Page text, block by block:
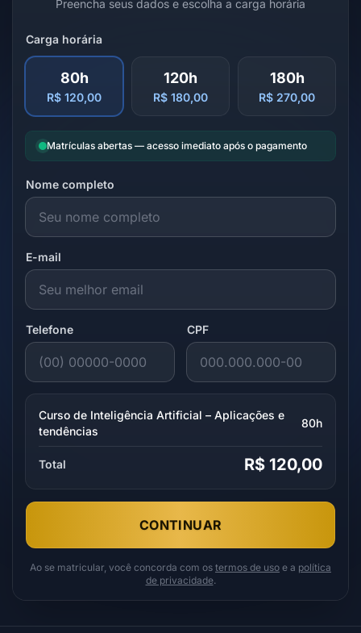
Preencha seus dados e escolha a carga horária
Carga horária
80h
R$ 120,00
120h
R$ 180,00
180h
R$ 270,00
Matrículas abertas — acesso imediato após o pagamento
Nome completo
E-mail
Telefone CPF
Curso de Inteligência Artificial – Aplicações e
tendências
80h
Total R$ 120,00
CONTINUAR
Ao se matricular, você concorda com os termos de uso e a política
de privacidade.